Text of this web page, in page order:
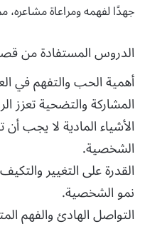
جهدًا لفهمه ومراعاة مشاعره،
الدروس المستفادة من
أهمية الحب والتفهم في
المشاركة والتضحية تعزز
الأشياء المادية لا يجب
الشخصية.
القدرة على التغيير
نمو الشخصية.
التواصل الهادئ والفهم